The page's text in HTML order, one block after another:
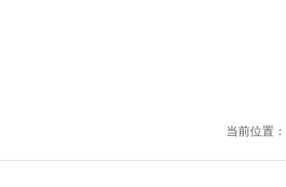
当前位置：